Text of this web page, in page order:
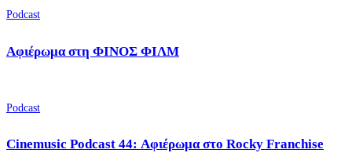
Podcast
Αφιέρωμα στη ΦΙΝΟΣ ΦΙΛΜ
Podcast
Cinemusic Podcast 44: Αφιέρωμα στο Rocky Franchise